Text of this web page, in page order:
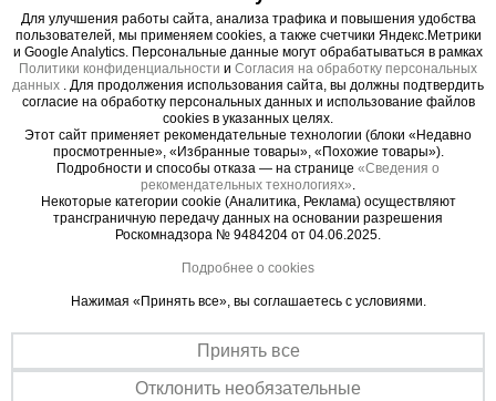
Прочная сталь
Шкворень изготавливается из арматуры Ст45.
Простая сборка
Максимально простой процесс сборки существенно экономит
время при формировании опалубочной конструкции.
Для улучшения работы сайта, анализа трафика и повышения удобства
пользователей, мы применяем cookies, а также счетчики Яндекс.Метрики
и Google Analytics. Персональные данные могут обрабатываться в рамках
Политики конфиденциальности и Согласия на обработку персональных
данных
. Для продолжения использования сайта, вы должны подтвердить
согласие на обработку персональных данных и использование файлов
cookies в указанных целях.
Этот сайт применяет рекомендательные технологии (блоки «Недавно
просмотренные», «Избранные товары», «Похожие товары»).
Подробности и способы отказа — на странице «Сведения о
рекомендательных технологиях»
Некоторые категории cookie (Аналитика, Реклама) осуществляют
трансграничную передачу данных на основании разрешения
Роскомнадзора № 9484204 от 04.06.2025.
Подробнее о cookies
Нажимая «Принять все», вы соглашаетесь с условиями.
Принять все
Отклонить необязательные